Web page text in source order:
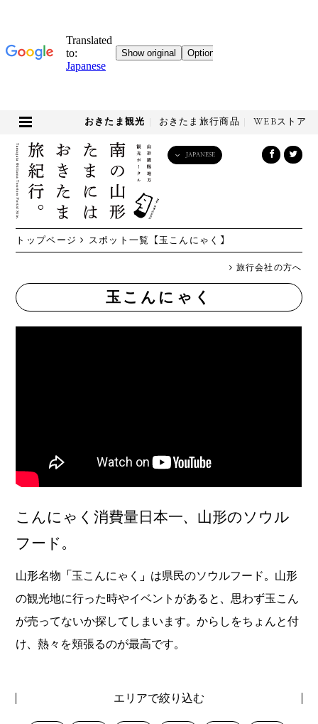
おきたま観光 おきたま旅行商品 WEBストア
JAPANESE
繁體中文
トップページ スポット一覧 【玉こんにゃく】
旅行会社の方へ
玉こんにゃく
こんにゃく消費量日本一、山形のソウル
フード。
山形名物「玉こんにゃく」は県民のソウルフード。山形
の観光地に行った時やイベントがあると、思わず玉こん
が売ってないか探してしまいます。からしをちょんと付
け、熱々を頬張るのが最高です。
エリアで絞り込む